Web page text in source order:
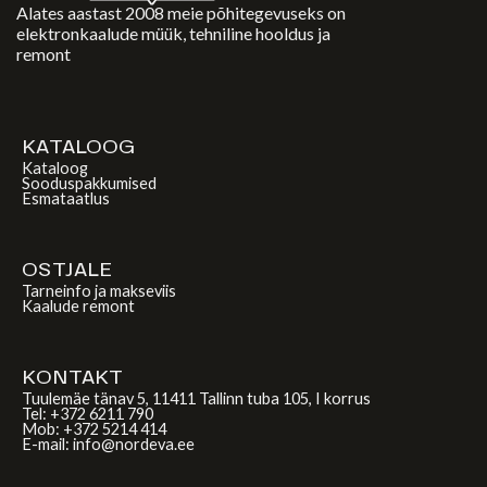
Alates aastast 2008 meie põhitegevuseks on
elektronkaalude müük, tehniline hooldus ja
remont
KATALOOG
Kataloog
Sooduspakkumised
Esmataatlus
OSTJALE
Tarneinfo ja makseviis
Kaalude remont
KONTAKT
Tuulemäe tänav 5, 11411 Tallinn tuba 105, I korrus
Tel: +372 6211 790
Mob: +372 5214 414
E-mail: info@nordeva.ee